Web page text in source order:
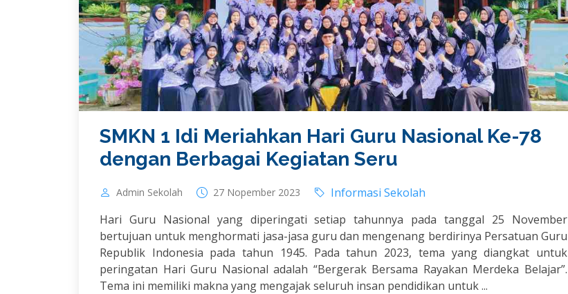
SMKN 1 Idi Meriahkan Hari Guru Nasional Ke-78
dengan Berbagai Kegiatan Seru
Admin Sekolah 27 Nopember 2023
Informasi Sekolah
Hari Guru Nasional yang diperingati setiap tahunnya pada tanggal 25 November
bertujuan untuk menghormati jasa-jasa guru dan mengenang berdirinya Persatuan Guru
Republik Indonesia pada tahun 1945. Pada tahun 2023, tema yang diangkat untuk
peringatan Hari Guru Nasional adalah “Bergerak Bersama Rayakan Merdeka Belajar”.
Tema ini memiliki makna yang mengajak seluruh insan pendidikan untuk ...